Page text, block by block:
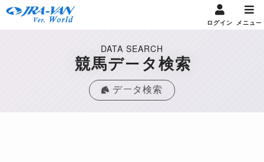
ログイン メニュー
DATA SEARCH
競馬データ検索
データ検索